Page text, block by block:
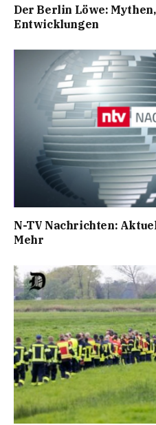
Der Berlin Löwe:
Entwicklungen
N-TV Nachrichten:
Mehr